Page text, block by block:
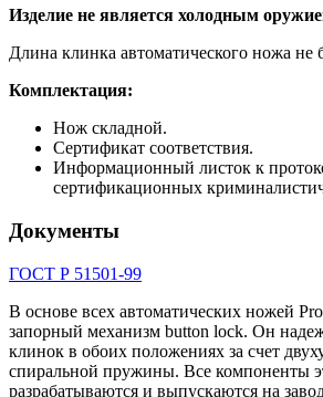
Изделие не является холодным
Длина клинка автоматического ножа не
Комплектация:
Нож складной.
Сертификат соответствия.
Информационный листок к
сертификационных
Документы
ГОСТ Р 51501-99
В основе всех автоматических ножей
запорный механизм button lock. Он
клинок в обоих положениях за счет
спиральной пружины. Все компоненты
разрабатываются и выпускаются на